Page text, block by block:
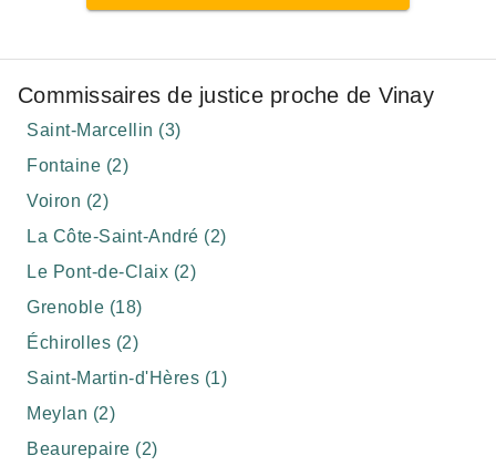
Commissaires de justice proche de Vinay
Saint-Marcellin (3)
Fontaine (2)
Voiron (2)
La Côte-Saint-André (2)
Le Pont-de-Claix (2)
Grenoble (18)
Échirolles (2)
Saint-Martin-d'Hères (1)
Meylan (2)
Beaurepaire (2)